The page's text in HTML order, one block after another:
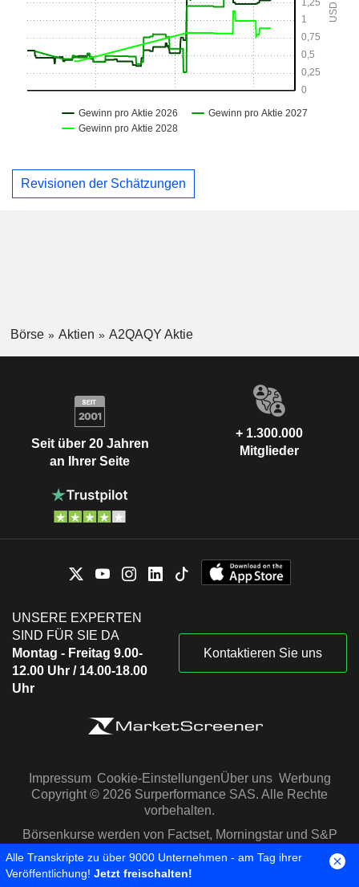
Revisionen der Schätzungen
Börse Aktien A2QAQY Aktie
Seit über 20 Jahren
an Ihrer Seite
+ 1.300.000
Mitglieder
UNSERE EXPERTEN
SIND FÜR SIE DA
Montag - Freitag 9.00-
12.00 Uhr / 14.00-18.00
Uhr
Kontaktieren Sie uns
Impressum Cookie-EinstellungenÜber uns Werbung
Copyright © 2026 Surperformance SAS. Alle Rechte
vorbehalten.
Börsenkurse werden von Factset, Morningstar und S&P
Capital IQ zur Verfügung gestellt
Alle Transkripte zu über 9000 Unternehmen - am Tag ihrer
Veröffentlichung! Jetzt freischalten!